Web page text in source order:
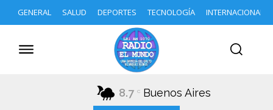
GENERAL SALUD DEPORTES TECNOLOGÍA INTERNACIONAL
8.7 C Buenos Aires